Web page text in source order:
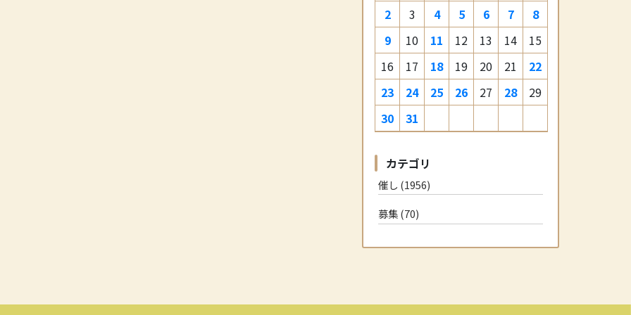
2
3 4 5 6 7
8
9
10 11 12 13 14
15
16
17 18 19 20 21
22
23
24 25 26 27 28
29
30
31
カテゴリ
催し (1956)
募集 (70)